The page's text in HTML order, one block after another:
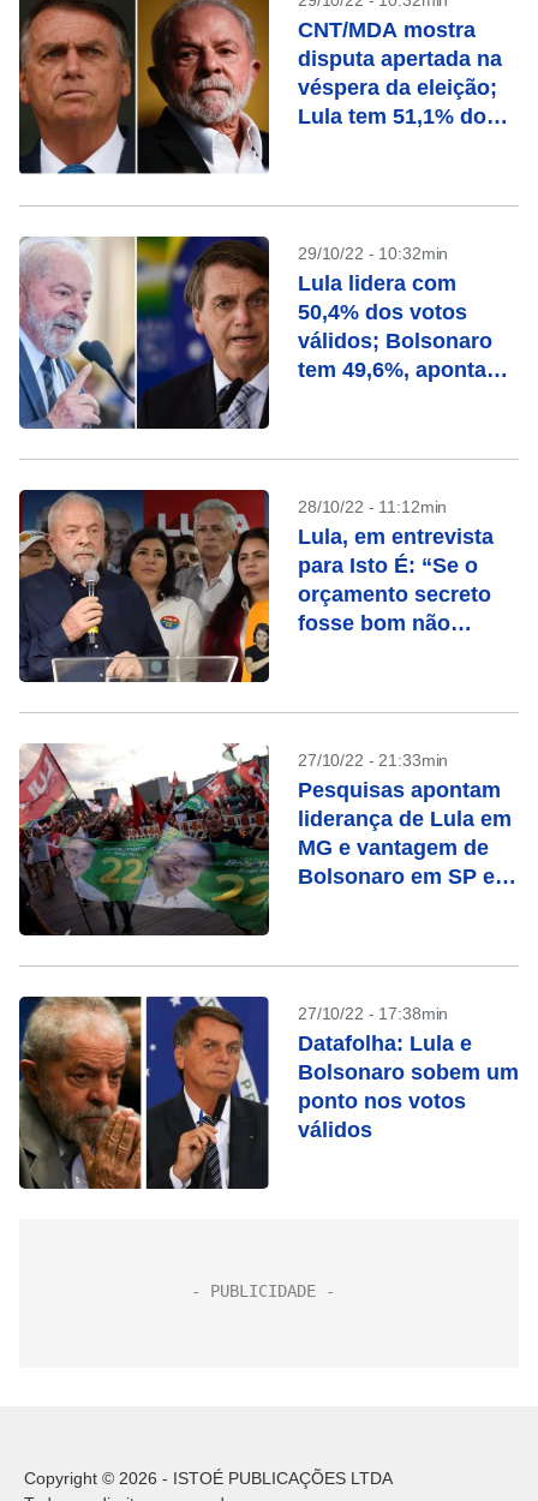
CNT/MDA mostra
disputa apertada na
véspera da eleição;
Lula tem 51,1% dos
29/10/22 - 10:32min
Lula lidera com
50,4% dos votos
válidos; Bolsonaro
tem 49,6%, aponta
28/10/22 - 11:12min
Lula, em entrevista
para Isto É: “Se o
orçamento secreto
fosse bom não
27/10/22 - 21:33min
Pesquisas apontam
liderança de Lula em
MG e vantagem de
Bolsonaro em SP e
27/10/22 - 17:38min
Datafolha: Lula e
Bolsonaro sobem um
ponto nos votos
válidos
Copyright © 2026 - ISTOÉ PUBLICAÇÕES LTDA